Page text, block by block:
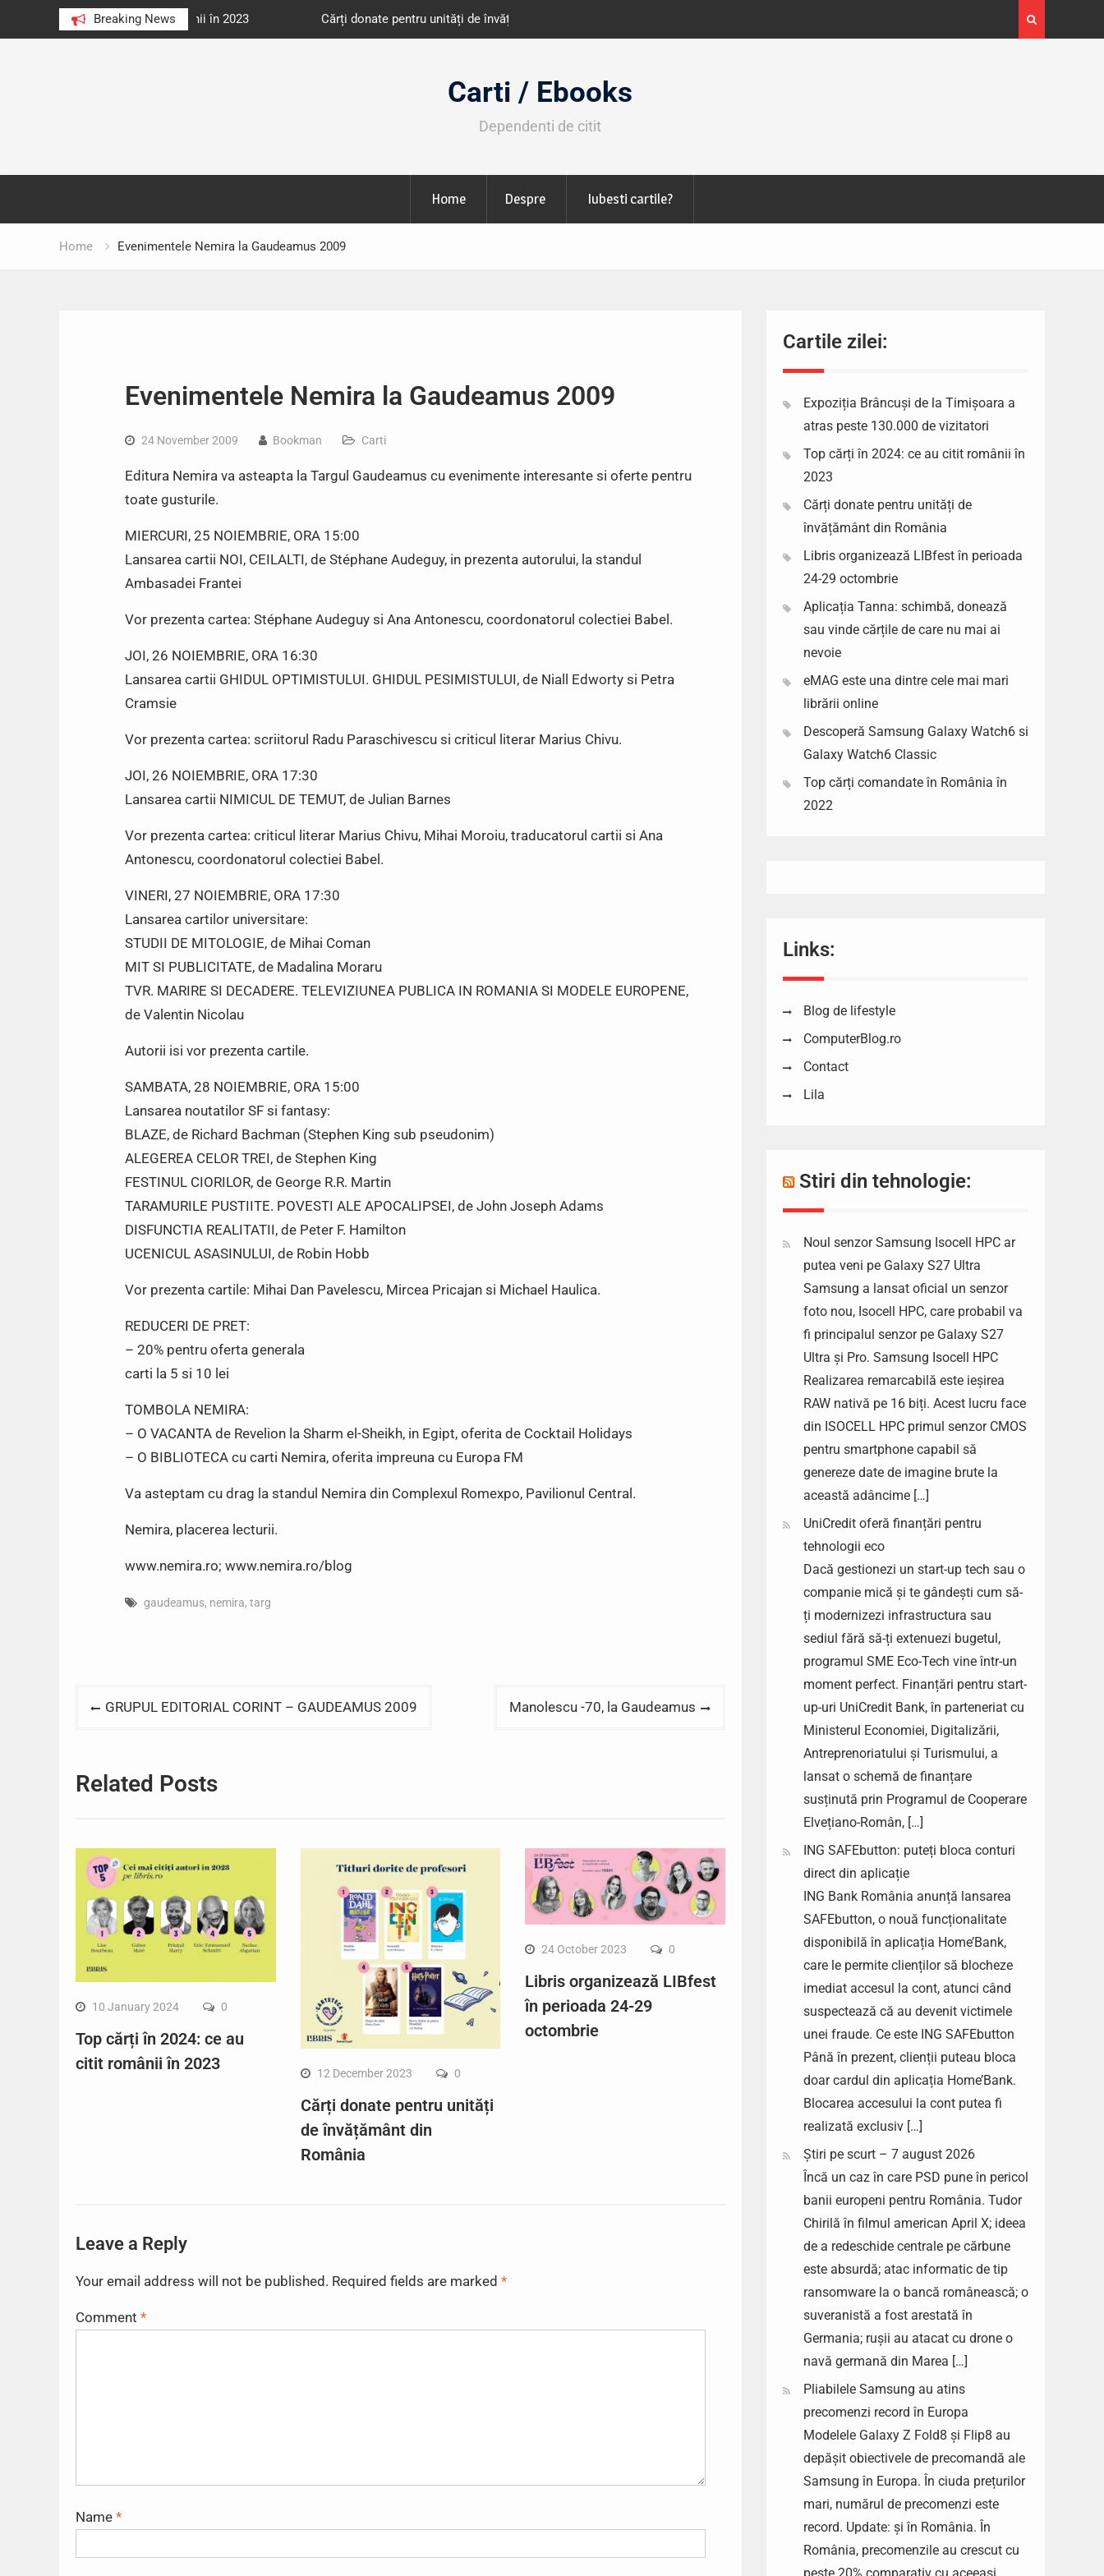
Breaking News
au citit românii în 2023 Cărți donate pentru unități de învățământ din România
octombrie
Expoziția Brâncuși de la Timișoara a atras peste
130.000 de vizitatori
Carti / Ebooks
Dependenti de citit
Home Despre Iubesti cartile?
Home Evenimentele Nemira la Gaudeamus 2009
Evenimentele Nemira la Gaudeamus 2009
24 November 2009 Bookman Carti
Editura Nemira va asteapta la Targul Gaudeamus cu evenimente interesante si oferte pentru
toate gusturile.
MIERCURI, 25 NOIEMBRIE, ORA 15:00
Lansarea cartii NOI, CEILALTI, de Stéphane Audeguy, in prezenta autorului, la standul
Ambasadei Frantei
Vor prezenta cartea: Stéphane Audeguy si Ana Antonescu, coordonatorul colectiei Babel.
JOI, 26 NOIEMBRIE, ORA 16:30
Lansarea cartii GHIDUL OPTIMISTULUI. GHIDUL PESIMISTULUI, de Niall Edworty si Petra
Cramsie
Vor prezenta cartea: scriitorul Radu Paraschivescu si criticul literar Marius Chivu.
JOI, 26 NOIEMBRIE, ORA 17:30
Lansarea cartii NIMICUL DE TEMUT, de Julian Barnes
Vor prezenta cartea: criticul literar Marius Chivu, Mihai Moroiu, traducatorul cartii si Ana
Antonescu, coordonatorul colectiei Babel.
VINERI, 27 NOIEMBRIE, ORA 17:30
Lansarea cartilor universitare:
STUDII DE MITOLOGIE, de Mihai Coman
MIT SI PUBLICITATE, de Madalina Moraru
TVR. MARIRE SI DECADERE. TELEVIZIUNEA PUBLICA IN ROMANIA SI MODELE EUROPENE,
de Valentin Nicolau
Autorii isi vor prezenta cartile.
SAMBATA, 28 NOIEMBRIE, ORA 15:00
Lansarea noutatilor SF si fantasy:
BLAZE, de Richard Bachman (Stephen King sub pseudonim)
ALEGEREA CELOR TREI, de Stephen King
FESTINUL CIORILOR, de George R.R. Martin
TARAMURILE PUSTIITE. POVESTI ALE APOCALIPSEI, de John Joseph Adams
DISFUNCTIA REALITATII, de Peter F. Hamilton
UCENICUL ASASINULUI, de Robin Hobb
Vor prezenta cartile: Mihai Dan Pavelescu, Mircea Pricajan si Michael Haulica.
REDUCERI DE PRET:
– 20% pentru oferta generala
carti la 5 si 10 lei
TOMBOLA NEMIRA:
– O VACANTA de Revelion la Sharm el-Sheikh, in Egipt, oferita de Cocktail Holidays
– O BIBLIOTECA cu carti Nemira, oferita impreuna cu Europa FM
Va asteptam cu drag la standul Nemira din Complexul Romexpo, Pavilionul Central.
Nemira, placerea lecturii.
www.nemira.ro; www.nemira.ro/blog
gaudeamus, nemira, targ
PostGRUPUL EDITORIAL CORINT – GAUDEAMUS 2009 Manolescu -70, la Gaudeamus
Related Posts
10 January 2024 0
Top cărți în 2024: ce au
citit românii în 2023
12 December 2023 0
Cărți donate pentru unități
de învățământ din
România
24 October 2023 0
Libris organizează LIBfest
în perioada 24-29
octombrie
Leave a Reply
Your email address will not be published. Required fields are marked *
Comment *
Name *
Cartile zilei:
Expoziția Brâncuși de la Timișoara a
atras peste 130.000 de vizitatori
Top cărți în 2024: ce au citit românii în
2023
Cărți donate pentru unități de
învățământ din România
Libris organizează LIBfest în perioada
24-29 octombrie
Aplicația Tanna: schimbă, donează
sau vinde cărțile de care nu mai ai
nevoie
eMAG este una dintre cele mai mari
librării online
Descoperă Samsung Galaxy Watch6 si
Galaxy Watch6 Classic
Top cărți comandate în România în
2022
Links:
Blog de lifestyle
ComputerBlog.ro
Contact
Lila
Stiri din tehnologie:
Noul senzor Samsung Isocell HPC ar
putea veni pe Galaxy S27 Ultra
Samsung a lansat oficial un senzor
foto nou, Isocell HPC, care probabil va
fi principalul senzor pe Galaxy S27
Ultra și Pro. Samsung Isocell HPC
Realizarea remarcabilă este ieșirea
RAW nativă pe 16 biți. Acest lucru face
din ISOCELL HPC primul senzor CMOS
pentru smartphone capabil să
genereze date de imagine brute la
această adâncime […]
UniCredit oferă finanțări pentru
tehnologii eco
Dacă gestionezi un start-up tech sau o
companie mică și te gândești cum să-
ți modernizezi infrastructura sau
sediul fără să-ți extenuezi bugetul,
programul SME Eco-Tech vine într-un
moment perfect. Finanțări pentru start-
up-uri UniCredit Bank, în parteneriat cu
Ministerul Economiei, Digitalizării,
Antreprenoriatului și Turismului, a
lansat o schemă de finanțare
susținută prin Programul de Cooperare
Elvețiano-Român, […]
ING SAFEbutton: puteți bloca conturi
direct din aplicație
ING Bank România anunță lansarea
SAFEbutton, o nouă funcționalitate
disponibilă în aplicația Home’Bank,
care le permite clienților să blocheze
imediat accesul la cont, atunci când
suspectează că au devenit victimele
unei fraude. Ce este ING SAFEbutton
Până în prezent, clienții puteau bloca
doar cardul din aplicația Home’Bank.
Blocarea accesului la cont putea fi
realizată exclusiv […]
Știri pe scurt – 7 august 2026
Încă un caz în care PSD pune în pericol
banii europeni pentru România. Tudor
Chirilă în filmul american April X; ideea
de a redeschide centrale pe cărbune
este absurdă; atac informatic de tip
ransomware la o bancă românească; o
suveranistă a fost arestată în
Germania; rușii au atacat cu drone o
navă germană din Marea […]
Pliabilele Samsung au atins
precomenzi record în Europa
Modelele Galaxy Z Fold8 și Flip8 au
depășit obiectivele de precomandă ale
Samsung în Europa. În ciuda prețurilor
mari, numărul de precomenzi este
record. Update: și în România. În
România, precomenzile au crescut cu